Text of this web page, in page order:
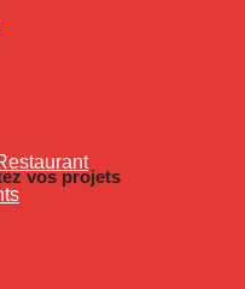
vos projets